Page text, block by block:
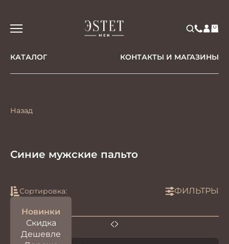
КАТАЛОГ КОНТАКТЫ И МАГАЗИНЫ
Назад
Синие мужские пальто
Сортировка:
Новинки
Скидка
Дешевле
ФИЛЬТРЫ